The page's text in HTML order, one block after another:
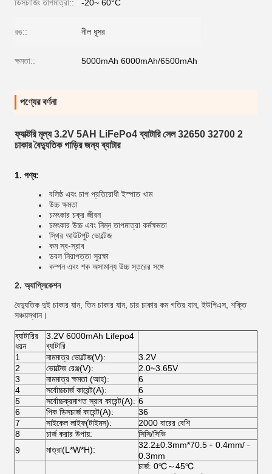
ডিসচার্জিং তাপমাত্রা:: -20~ 60°C
রঙ:: নীল ধূসর
ক্ষমতা:: 5000mAh 6000mAh/6500mAh
পণ্যের বর্ণনা
ফ্যাক্টরি মূল্য 3.2V 5AH LiFePo4 ব্যাটারি সেল 32650 32700 2
চাকার বৈদ্যুতিক গাড়ির জন্য ব্যাটার
1. পণ্য:
বলিষ্ঠ এবং চাপ প্রতিরোধী ইস্পাত খাম
উচ্চ ক্ষমতা
চমৎকার চক্র জীবন
চমৎকার উচ্চ এবং নিম্ন তাপমাত্রা কর্মক্ষমতা
স্থির আউটপুট ভোল্টেজ
কম স্ব-স্রাব
ডবল নিরাপত্তা সুরক্ষা
কম্পন এবং শক অসামান্য উচ্চ স্তরের সঙ্গে
2. অ্যাপ্লিকেশন
বৈদ্যুতিক দুই চাকার যান, তিন চাকার যান, চার চাকার কম গতির যান, ইউপিএস, শক্তি
সঞ্চয়স্থান।
ব্যাটারির
ধরন
3.2V 6000mAh Lifepo4
ব্যাটারি
1
নামমাত্র ভোল্টেজ(V):
3.2V
2
ভোল্টেজ রেঞ্জ(V):
2.0~3.65V
3
নামমাত্র ক্ষমতা (আহ):
6
4
সর্বোচ্চচার্জ কারেন্ট(A):
6
5
সর্বোচ্চক্রমাগত স্রাব কারেন্ট(A): 6
6
পিক ডিসচার্জ কারেন্ট(A):
36
7
সাইকেল লাইফ(টাইমস):
2000 বারের বেশি
8
চার্জ করার উপায়:
সিসি/সিভি
9
মাত্রা(L*W*H):
32.2±0.3mm*70.5﹢0.4mm/﹣
0.3mm
চার্জ: 0℃～45℃